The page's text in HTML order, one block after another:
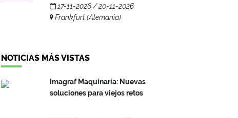
17-11-2026 / 20-11-2026
Frankfurt (Alemania)
NOTICIAS MÁS VISTAS
Imagraf Maquinaria: Nuevas
soluciones para viejos retos